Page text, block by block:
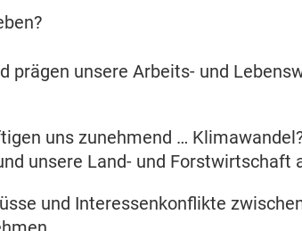
unsere Arbeits- und
uns zunehmend …
unsere Land- und Forstwirtschaft
und Interessenkonflikte